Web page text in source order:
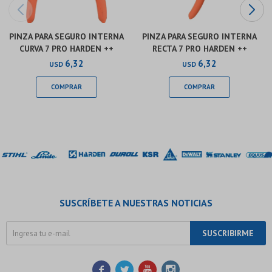
PINZA PARA SEGURO INTERNA
CURVA 7 PRO HARDEN ++
USD 6,32
PINZA PARA SEGURO INTERNA
RECTA 7 PRO HARDEN ++
USD 6,32
SUSCRÍBETE A NUESTRAS NOTICIAS
SUSCRIBIRME
   